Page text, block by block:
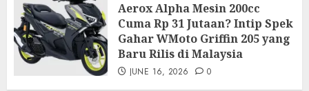
Aerox Alpha Mesin 200cc
Cuma Rp 31 Jutaan? Intip Spek
Gahar WMoto Griffin 205 yang
Baru Rilis di Malaysia
JUNE 16, 2026 0